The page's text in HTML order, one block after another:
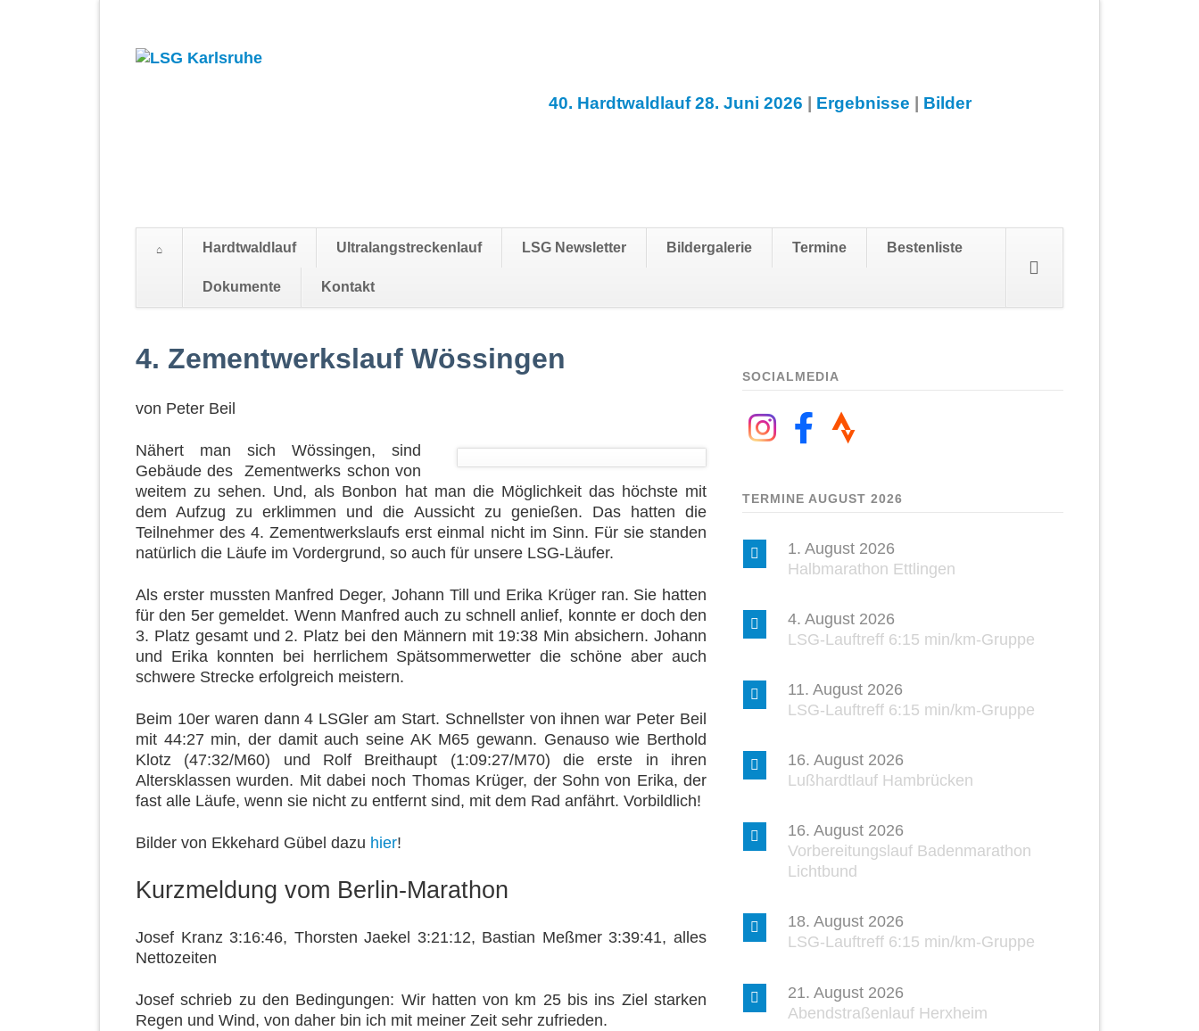
40. Hardtwaldlauf 28. Juni 2026 | Ergebnisse | Bilder
überspringen
Hardtwaldlauf Ultralangstreckenlauf LSG Newsletter Bildergalerie Termine Bestenliste
Dokumente Kontakt
4. Zementwerkslauf Wössingen
von Peter Beil
Nähert man sich Wössingen, sind
Gebäude des Zementwerks schon von
weitem zu sehen. Und, als Bonbon hat man die Möglichkeit das höchste mit
dem Aufzug zu erklimmen und die Aussicht zu genießen. Das hatten die
Teilnehmer des 4. Zementwerkslaufs erst einmal nicht im Sinn. Für sie standen
natürlich die Läufe im Vordergrund, so auch für unsere LSG-Läufer.
Als erster mussten Manfred Deger, Johann Till und Erika Krüger ran. Sie hatten
für den 5er gemeldet. Wenn Manfred auch zu schnell anlief, konnte er doch den
3. Platz gesamt und 2. Platz bei den Männern mit 19:38 Min absichern. Johann
und Erika konnten bei herrlichem Spätsommerwetter die schöne aber auch
schwere Strecke erfolgreich meistern.
Beim 10er waren dann 4 LSGler am Start. Schnellster von ihnen war Peter Beil
mit 44:27 min, der damit auch seine AK M65 gewann. Genauso wie Berthold
Klotz (47:32/M60) und Rolf Breithaupt (1:09:27/M70) die erste in ihren
Altersklassen wurden. Mit dabei noch Thomas Krüger, der Sohn von Erika, der
fast alle Läufe, wenn sie nicht zu entfernt sind, mit dem Rad anfährt. Vorbildlich!
Bilder von Ekkehard Gübel dazu hier!
Kurzmeldung vom Berlin-Marathon
Josef Kranz 3:16:46, Thorsten Jaekel 3:21:12, Bastian Meßmer 3:39:41, alles
Nettozeiten
Josef schrieb zu den Bedingungen: Wir hatten von km 25 bis ins Ziel starken
Regen und Wind, von daher bin ich mit meiner Zeit sehr zufrieden.
SOCIALMEDIA
TERMINE AUGUST 2026
1. August 2026
Halbmarathon Ettlingen
4. August 2026
LSG-Lauftreff 6:15 min/km-Gruppe
11. August 2026
LSG-Lauftreff 6:15 min/km-Gruppe
16. August 2026
Lußhardtlauf Hambrücken
16. August 2026
Vorbereitungslauf Badenmarathon
Lichtbund
18. August 2026
LSG-Lauftreff 6:15 min/km-Gruppe
21. August 2026
Abendstraßenlauf Herxheim